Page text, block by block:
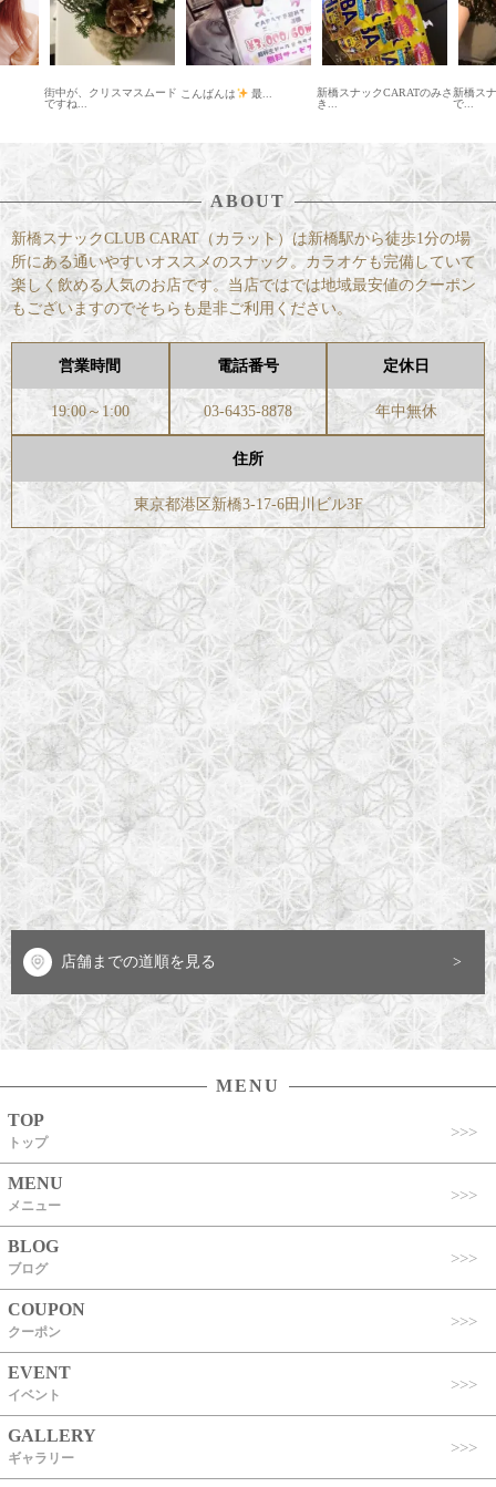
街中が、クリスマスムード
ですね...
こんばんは 最...
新橋スナックCARATのみさ
き...
新橋ス
で...
ABOUT
新橋スナックCLUB CARAT（カラット）は新橋駅から徒歩1分の場
所にある通いやすいオススメのスナック。カラオケも完備していて
楽しく飲める人気のお店です。当店ではでは地域最安値のクーポン
もございますのでそちらも是非ご利用ください。
営業時間
19:00～1:00
電話番号
03-6435-8878
定休日
年中無休
住所
東京都港区新橋3-17-6田川ビル3F
店舗までの道順を見る
MENU
TOP
トップ
MENU
メニュー
BLOG
ブログ
COUPON
クーポン
EVENT
イベント
GALLERY
ギャラリー